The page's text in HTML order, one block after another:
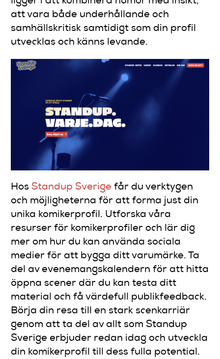
att vara både underhållande och
samhällskritisk samtidigt som din profil
utvecklas och känns levande.
Hos Standup Sverige får du verktygen
och möjligheterna för att forma just din
unika komikerprofil. Utforska våra
resurser för komikerprofiler och lär dig
mer om hur du kan använda sociala
medier för att bygga ditt varumärke. Ta
del av evenemangskalendern för att hitta
öppna scener där du kan testa ditt
material och få värdefull publikfeedback.
Börja din resa till en stark scenkarriär
genom att ta del av allt som Standup
Sverige erbjuder redan idag och utveckla
din komikerprofil till dess fulla potential.